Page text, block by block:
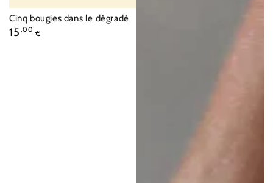
Fournisseur:
Cinq bougies dans le dégradé
Prix
15 ,00 €